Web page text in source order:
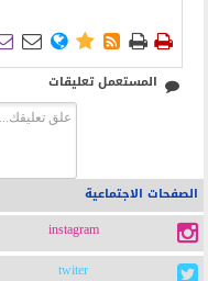
     
المستعمل تعليقات
الصفحات الاجتماعية
instagram
twiter